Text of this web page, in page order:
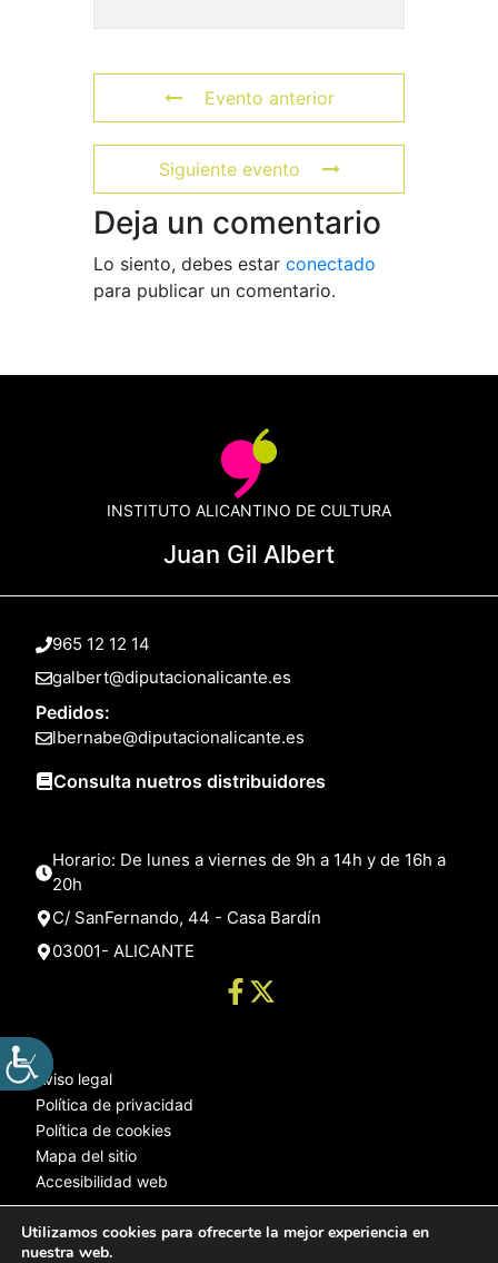
Evento anterior
Siguiente evento
Deja un comentario
Lo siento, debes estar conectado
para publicar un comentario.
INSTITUTO ALICANTINO DE CULTURA
Juan Gil Albert
965 12 12 14
galbert@diputacionalicante.es
Pedidos:
lbernabe@diputacionalicante.es
Consulta nuetros distribuidores
Horario: De lunes a viernes de 9h a 14h y de 16h a
20h
C/ SanFernando, 44 - Casa Bardín
03001- ALICANTE
Aviso legal
Política de privacidad
Política de cookies
Mapa del sitio
Accesibilidad web
Utilizamos cookies para ofrecerte la mejor experiencia en
nuestra web.